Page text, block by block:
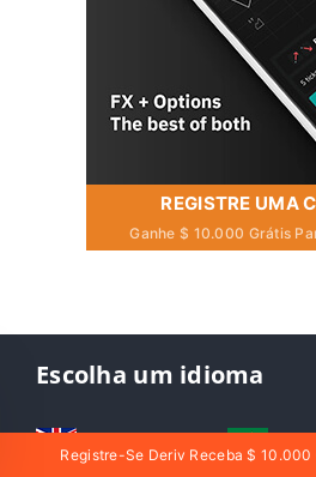
REGISTRE UMA
Ganhe $ 10.000 Grátis
Escolha um idioma
English
Registre-Se Deriv Receba $ 10.000